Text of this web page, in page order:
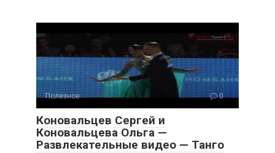
Полезное 0
Коновальцев Сергей и
Коновальцева Ольга —
Развлекательные видео — Танго